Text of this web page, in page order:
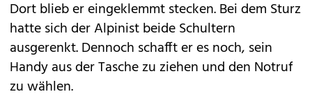
Dort blieb er eingeklemmt stecken. Bei dem Sturz
hatte sich der Alpinist beide Schultern
ausgerenkt. Dennoch schafft er es noch, sein
Handy aus der Tasche zu ziehen und den Notruf
zu wählen.